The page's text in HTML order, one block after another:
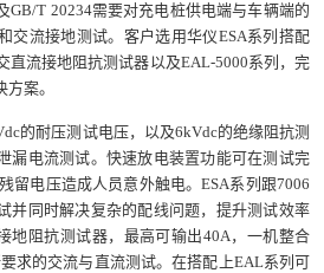
GB/T 20234需要对充电桩供电端与车辆端的
交流接地测试。客户选用华仪ESA系列搭配
直流接地阻抗测试器以及EAL-5000系列，完
案。
的耐压测试电压，以及6kVdc的绝缘阻抗测
漏电流测试。快速放电装置功能可在测试完
留电压造成人员意外触电。ESA系列跟7006
并同时解决复杂的配线问题，提升测试效率
地阻抗测试器，最高可输出40A，一机整合
求的交流与直流测试。在搭配上EAL系列可